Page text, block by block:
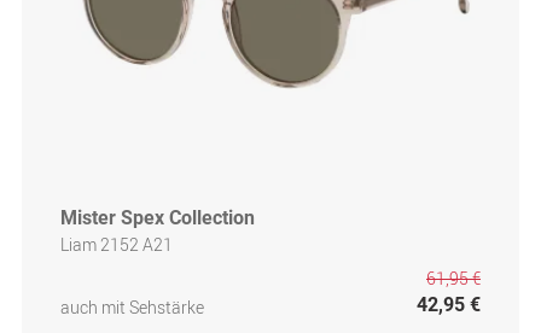
Mister Spex Collection
Liam 2152 A21
auch mit Sehstärke
61,95 €
42,95 €